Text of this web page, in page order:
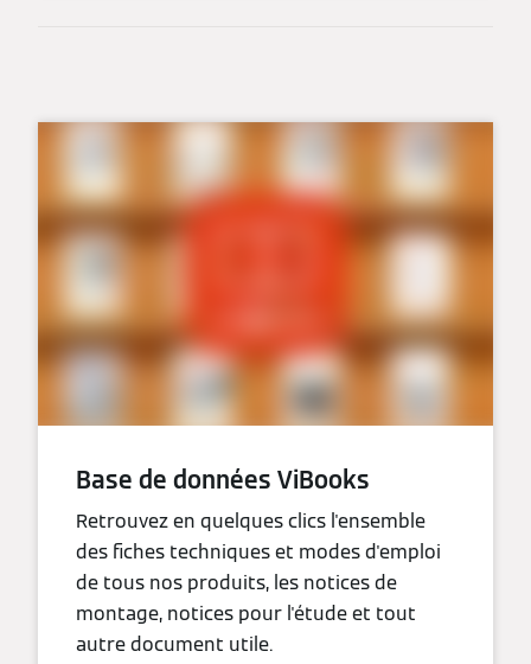
Base de données ViBooks
Retrouvez en quelques clics l'ensemble
des fiches techniques et modes d'emploi
de tous nos produits, les notices de
montage, notices pour l'étude et tout
autre document utile.